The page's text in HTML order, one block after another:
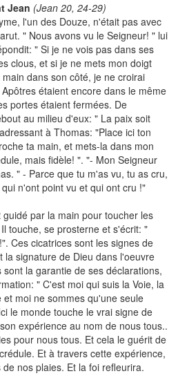
Jean (Jean 20, 24-29)
l'un des Douze, n'était pas avec
" Nous avons vu le Seigneur! " lui
" Si je ne vois pas dans ses
clous, et si je ne mets mon doigt
dans son côté, je ne croirai
étaient encore dans le même
portes étaient fermées. De
au milieu d'eux: " La paix soit
à Thomas: "Place ici ton
ta main, et mets-la dans mon
mais fidèle! ". "- Mon Seigneur
" - Parce que tu m'as vu, tu as cru,
n'ont point vu et qui ont cru !"
guidé par la main pour toucher les
touche, se prosterne et s'écrit: "
Ces cicatrices sont les signes de
la signature de Dieu dans l'oeuvre
la garantie de ses déclarations,
" C'est moi qui suis la Voie, la
et moi ne sommes qu'une seule
le monde touche le vrai signe de
expérience au nom de nous tous..
pour nous tous. Et cela le guérit de
Et à travers cette expérience,
nos plaies. Et la foi refleurira.